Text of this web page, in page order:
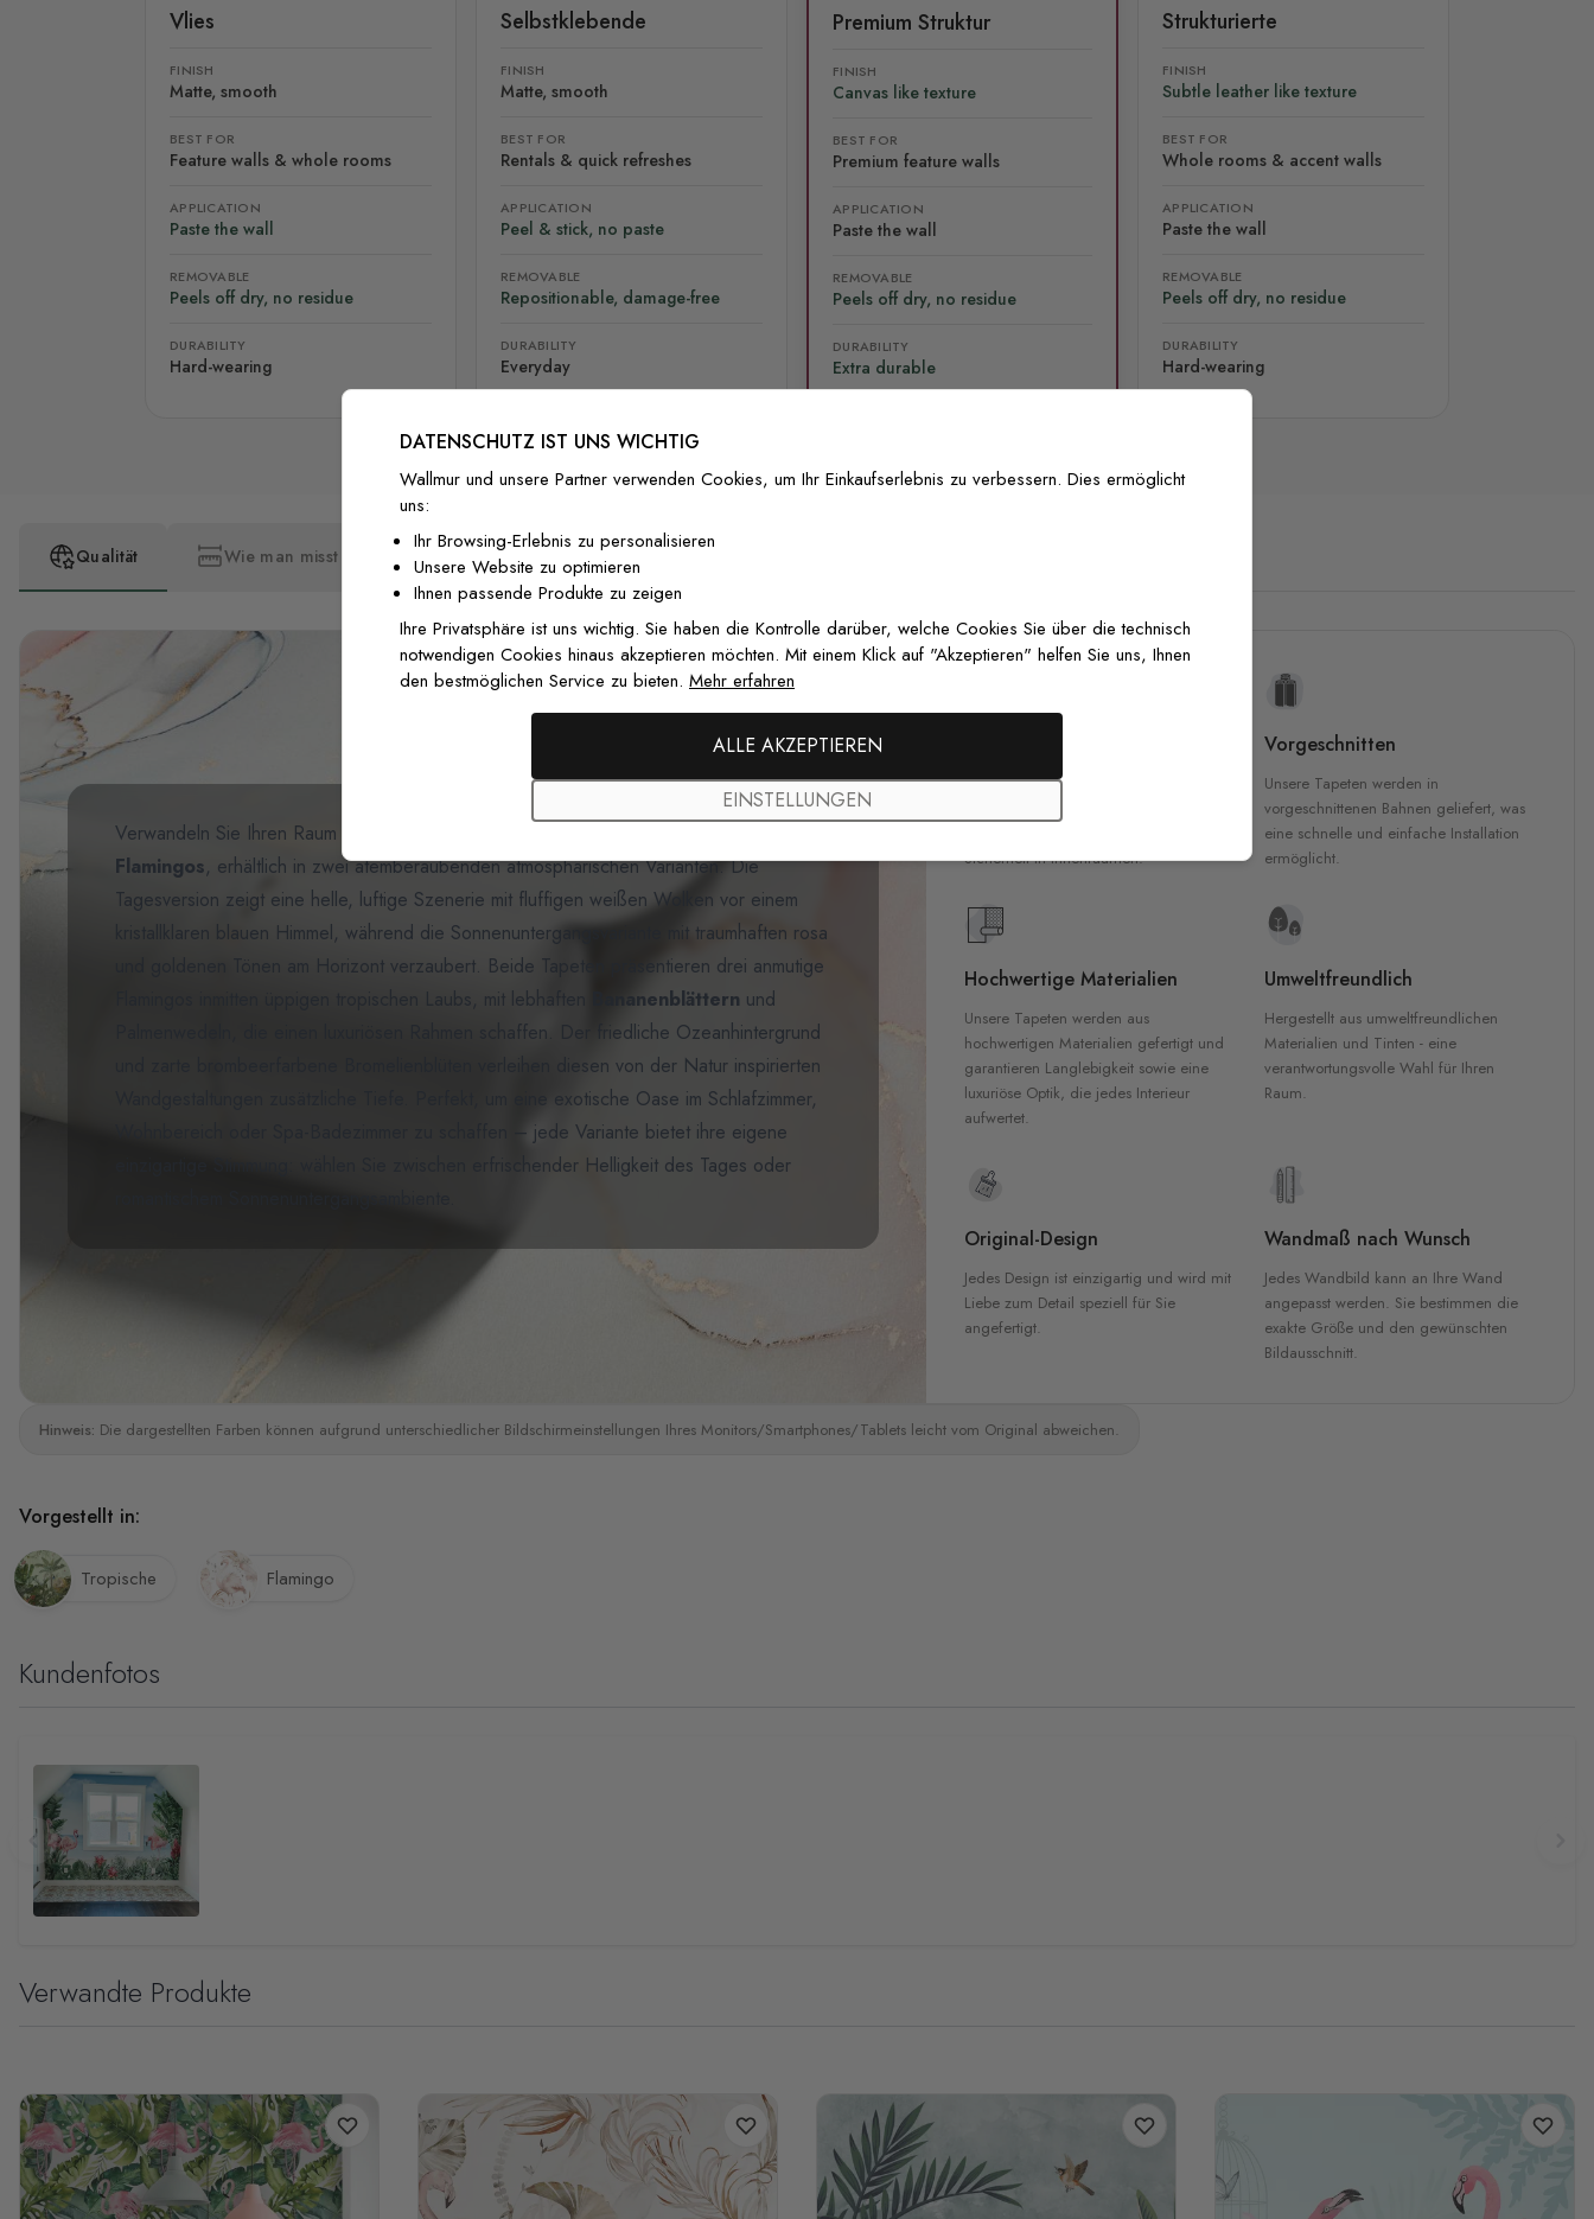
Vlies
FINISH
Matte, smooth
BEST FOR
Feature walls & whole rooms
APPLICATION
Paste the wall
REMOVABLE
Peels off dry, no residue
DURABILITY
Hard-wearing
Selbstklebende
FINISH
Matte, smooth
BEST FOR
Rentals & quick refreshes
APPLICATION
Peel & stick, no paste
REMOVABLE
Repositionable, damage-free
DURABILITY
Everyday
Premium Struktur
FINISH
Canvas like texture
BEST FOR
Premium feature walls
APPLICATION
Paste the wall
REMOVABLE
Peels off dry, no residue
DURABILITY
Extra durable
Strukturierte
FINISH
Subtle leather like texture
BEST FOR
Whole rooms & accent walls
APPLICATION
Paste the wall
REMOVABLE
Peels off dry, no residue
DURABILITY
Hard-wearing
Qualität Wie man misst Wie man installiert
Verwandeln Sie Ihren Raum mit unserer
Flamingos, erhältlich in zwei atemberaubenden atmosphärischen Varianten. Die
Tagesversion zeigt eine helle, luftige Szenerie mit fluffigen weißen Wolken vor einem
kristallklaren blauen Himmel, während die Sonnenuntergangsvariante mit traumhaften rosa
und goldenen Tönen am Horizont verzaubert. Beide Tapeten präsentieren drei anmutige
Flamingos inmitten üppigen tropischen Laubs, mit lebhaften
Bananenblättern und
Palmenwedeln, die einen luxuriösen Rahmen schaffen. Der friedliche Ozeanhintergrund
und zarte brombeerfarbene Bromelienblüten verleihen diesen von der Natur inspirierten
Wandgestaltungen zusätzliche Tiefe. Perfekt, um eine exotische Oase im Schlafzimmer,
Wohnbereich oder Spa-Badezimmer zu schaffen – jede Variante bietet ihre eigene
einzigartige Stimmung: wählen Sie zwischen erfrischender Helligkeit des Tages oder
Außergewöhnliche Druckqualität.
Sicherheit in Innenräumen.
Vorgeschnitten
Unsere Tapeten werden in
vorgeschnittenen Bahnen geliefert, was
eine schnelle und einfache Installation
ermöglicht.
Hochwertige Materialien
Unsere Tapeten werden aus
hochwertigen Materialien gefertigt und
garantieren Langlebigkeit sowie eine
luxuriöse Optik, die jedes Interieur
aufwertet.
Umweltfreundlich
Hergestellt aus umweltfreundlichen
Materialien und Tinten - eine
verantwortungsvolle Wahl für Ihren
Raum.
Original-Design
Jedes Design ist einzigartig und wird mit
Liebe zum Detail speziell für Sie
angefertigt.
Wandmaß nach Wunsch
Jedes Wandbild kann an Ihre Wand
angepasst werden. Sie bestimmen die
exakte Größe und den gewünschten
Bildausschnitt.
Hinweis: Die dargestellten Farben können aufgrund unterschiedlicher Bildschirmeinstellungen Ihres Monitors/Smartphones/Tablets leicht vom Original abweichen.
Vorgestellt in:
Tropische Flamingo
Kundenfotos
Verwandte Produkte
DATENSCHUTZ IST UNS WICHTIG
Wallmur und unsere Partner verwenden Cookies, um Ihr Einkaufserlebnis zu verbessern. Dies ermöglicht
uns:
Ihr Browsing-Erlebnis zu personalisieren
Unsere Website zu optimieren
Ihnen passende Produkte zu zeigen
Ihre Privatsphäre ist uns wichtig. Sie haben die Kontrolle darüber, welche Cookies Sie über die technisch
notwendigen Cookies hinaus akzeptieren möchten. Mit einem Klick auf "Akzeptieren" helfen Sie uns, Ihnen
den bestmöglichen Service zu bieten. Mehr erfahren
ALLE AKZEPTIEREN
EINSTELLUNGEN